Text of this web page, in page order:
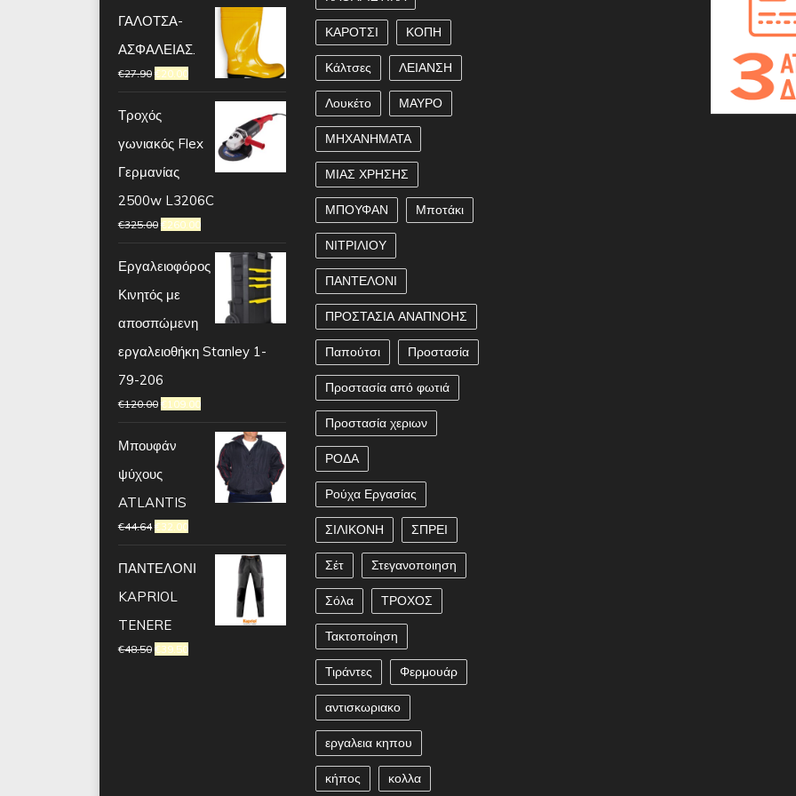
ΓΑΛΟΤΣΑ-
ΑΣΦΑΛΕΙΑΣ.
€27.90 €20.00
Τροχός
γωνιακός Flex
Γερμανίας
2500w L3206C
€325.00 €260.00
Εργαλειοφόρος
Κινητός με
αποσπώμενη
εργαλειοθήκη Stanley 1-
79-206
€120.00 €109.00
Μπουφάν
ψύχους
ATLANTIS
€44.64 €32.00
ΠΑΝΤΕΛΟΝΙ
KAPRIOL
TENERE
€48.50 €39.50
ΚΑΡΟΤΣΙ ΚΟΠΗ
Κάλτσες ΛΕΙΑΝΣΗ
Λουκέτο ΜΑΥΡΟ
ΜΗΧΑΝΗΜΑΤΑ
ΜΙΑΣ ΧΡΗΣΗΣ
ΜΠΟΥΦΑΝ Μποτάκι
ΝΙΤΡΙΛΙΟΥ
ΠΑΝΤΕΛΟΝΙ
ΠΡΟΣΤΑΣΙΑ ΑΝΑΠΝΟΗΣ
Παπούτσι Προστασία
Προστασία από φωτιά
Προστασία χεριων
ΡΟΔΑ
Ρούχα Εργασίας
ΣΙΛΙΚΟΝΗ ΣΠΡΕΙ
Σέτ Στεγανοποιηση
Σόλα ΤΡΟΧΟΣ
Τακτοποίηση
Τιράντες Φερμουάρ
αντισκωριακο
εργαλεια κηπου
κήπος κολλα